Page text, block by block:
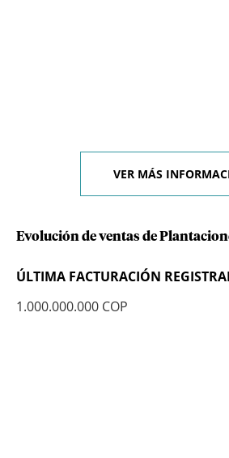
VER MÁS
Evolución de ventas de
ÚLTIMA FACTURACIÓN
1.000.000.000 COP